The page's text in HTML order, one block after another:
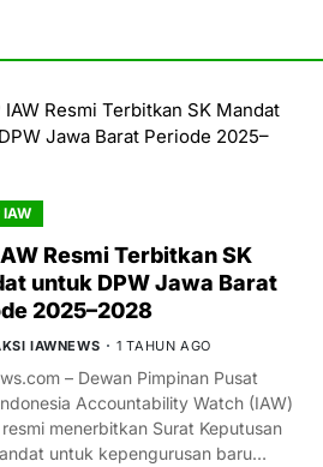
Resmi Terbitkan SK
untuk DPW Jawa Barat
2025–2028
IAWNEWS 1 TAHUN AGO
– Dewan Pimpinan Pusat
Accountability Watch (IAW)
menerbitkan Surat Keputusan
untuk kepengurusan baru…